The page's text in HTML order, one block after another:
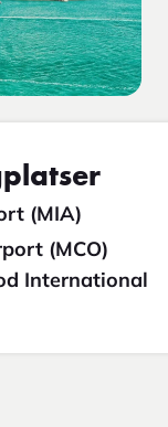
(MIA)
(MCO)
International